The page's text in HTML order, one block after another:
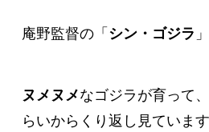
庵野監督の「 シン・ゴジラ
ヌメヌメなゴジラが育って
らいからくり返し見ています